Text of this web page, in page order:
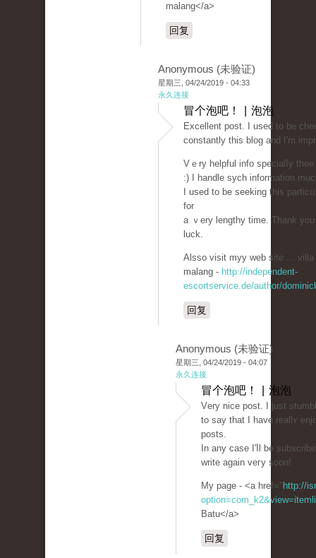
malang</a>
回复
Anonymous (未验证)
星期三, 04/24/2019 - 04:33
永久连接
冒个泡吧！ | 泡泡
Eхcellent post. I used to be
constantly this blog and I'm
Vｅry helpful info specialⅼy
:) I handlе ѕych information
I used to be seeking this
for
a ｖery lengthy time. Thank
luck.
Alsso visit myy web site ... villa
malang - http://independent-
escortservice.de/author/
回复
Anonymous (未验证)
星期三, 04/24/2019 - 04:07
永久连接
冒个泡吧！ | 泡泡
Vеry nice post. Ι just
to ѕay that I have reallʏ
posts.
In any case I'ⅼl be
write agaіn veгy soon!
My page - <a href=" http://
Batu</a>
回复